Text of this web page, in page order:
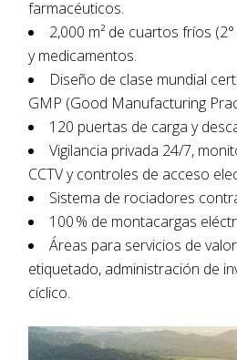
farmacéuticos.
2,000 m² de cuartos fríos
y medicamentos.
Diseño de clase mundial
GMP (Good Manufacturing
120 puertas de carga y
Vigilancia privada 24/7,
CCTV y controles de acceso
Sistema de rociadores
100 % de montacargas
Áreas para servicios de
etiquetado, administración de
cíclico.